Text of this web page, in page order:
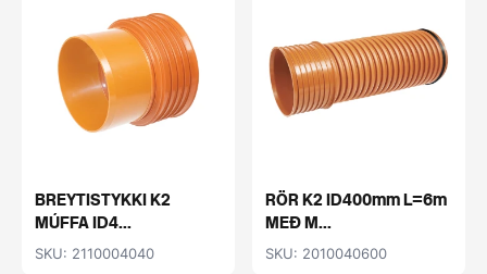
BREYTISTYKKI K2
MÚFFA ID4...
SKU: 2110004040
RÖR K2 ID400mm L=6m
MEÐ M...
SKU: 2010040600